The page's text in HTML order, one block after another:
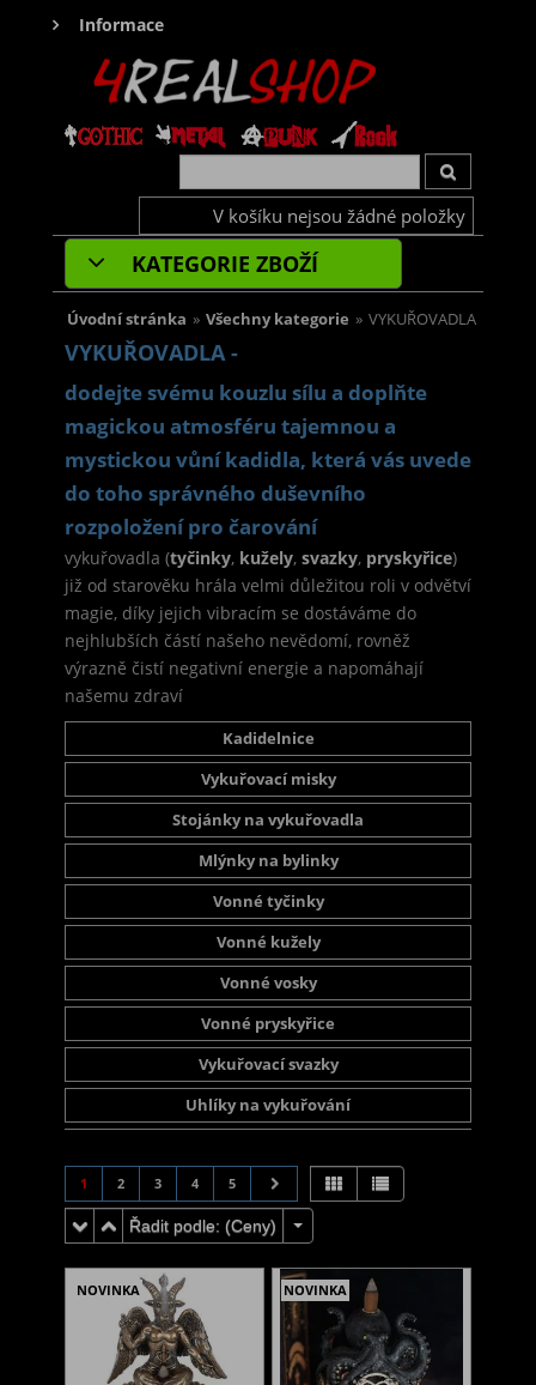
Informace
V košíku nejsou žádné položky
KATEGORIE ZBOŽÍ
Úvodní stránka » Všechny kategorie » VYKUŘOVADLA
VYKUŘOVADLA -
dodejte svému kouzlu sílu a doplňte
magickou atmosféru tajemnou a
mystickou vůní kadidla, která vás uvede
do toho správného duševního
rozpoložení pro čarování
vykuřovadla (tyčinky, kužely, svazky, pryskyřice)
již od starověku hrála velmi důležitou roli v odvětví
magie, díky jejich vibracím se dostáváme do
nejhlubších částí našeho nevědomí, rovněž
výrazně čistí negativní energie a napomáhají
našemu zdraví
Kadidelnice
Vykuřovací misky
Stojánky na vykuřovadla
Mlýnky na bylinky
Vonné tyčinky
Vonné kužely
Vonné vosky
Vonné pryskyřice
Vykuřovací svazky
Uhlíky na vykuřování
1 2 3 4 5
Řadit podle: (Ceny)
NOVINKA NOVINKA